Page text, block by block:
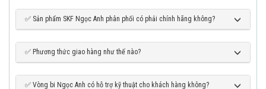
✅ Sản phẩm SKF Ngọc Anh phân phối có phải chính hãng không?
✅ Phương thức giao hàng như thế nào?
✅ Vòng bi Ngọc Anh có hỗ trợ kỹ thuật cho khách hàng không?